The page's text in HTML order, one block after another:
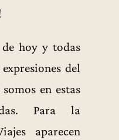
hoy y todas
del
en estas
Para la
aparecen